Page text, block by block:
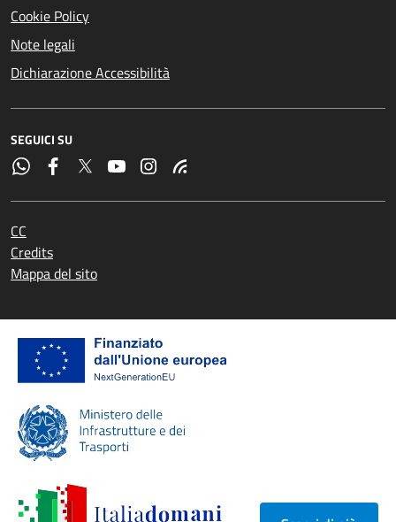
Cookie Policy
Note legali
Dichiarazione Accessibilità
SEGUICI SU
CC
Credits
Mappa del sito